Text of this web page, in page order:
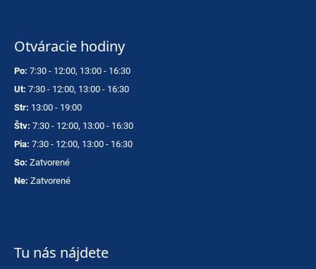
Otváracie hodiny
Po: 7:30 - 12:00, 13:00 - 16:30
Ut: 7:30 - 12:00, 13:00 - 16:30
Str: 13:00 - 19:00
Štv: 7:30 - 12:00, 13:00 - 16:30
Pia: 7:30 - 12:00, 13:00 - 16:30
So: Zatvorené
Ne: Zatvorené
Tu nás nájdete